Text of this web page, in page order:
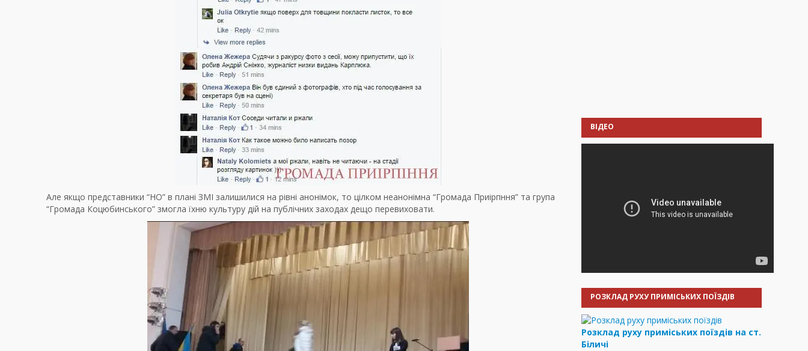
Але якщо представники “НО” в плані ЗМІ залишилися на рівні анонімок, то цілком неанонімна “Громада Приірпння” та група
“Громада Коцюбинського” змогла їхню культуру дій на публічних заходах дещо перевиховати.
ВІДЕО
РОЗКЛАД РУХУ ПРИМІСЬКИХ ПОЇЗДІВ
Розклад руху приміських поїздів на ст.
Біличі